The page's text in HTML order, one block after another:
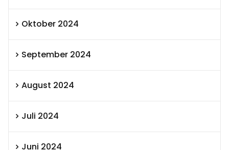
Oktober 2024
September 2024
August 2024
Juli 2024
Juni 2024